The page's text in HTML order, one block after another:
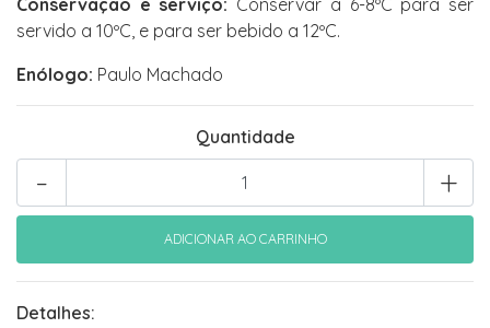
Conservação e serviço: Conservar a 6-8ºC para ser
servido a 10ºC, e para ser bebido a 12ºC.
Enólogo: Paulo Machado
Quantidade
+
-
Detalhes: